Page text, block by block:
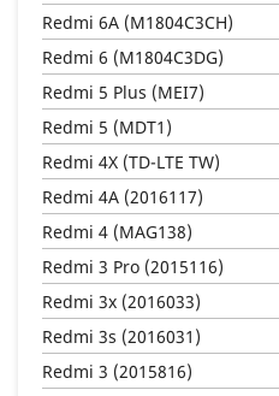
Redmi 6A (M1804C3CH)
Redmi 6 (M1804C3DG)
Redmi 5 Plus (MEI7)
Redmi 5 (MDT1)
Redmi 4X (TD-LTE TW)
Redmi 4A (2016117)
Redmi 4 (MAG138)
Redmi 3 Pro (2015116)
Redmi 3x (2016033)
Redmi 3s (2016031)
Redmi 3 (2015816)